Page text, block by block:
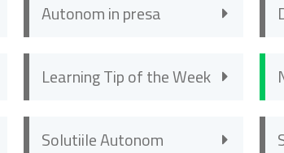
Autonom in presa
Learning Tip of the Week
Solutiile Autonom